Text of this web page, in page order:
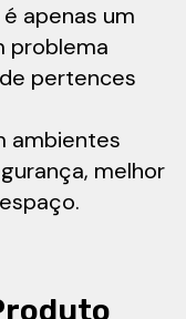
apenas um
problema
pertences
ambientes
melhor